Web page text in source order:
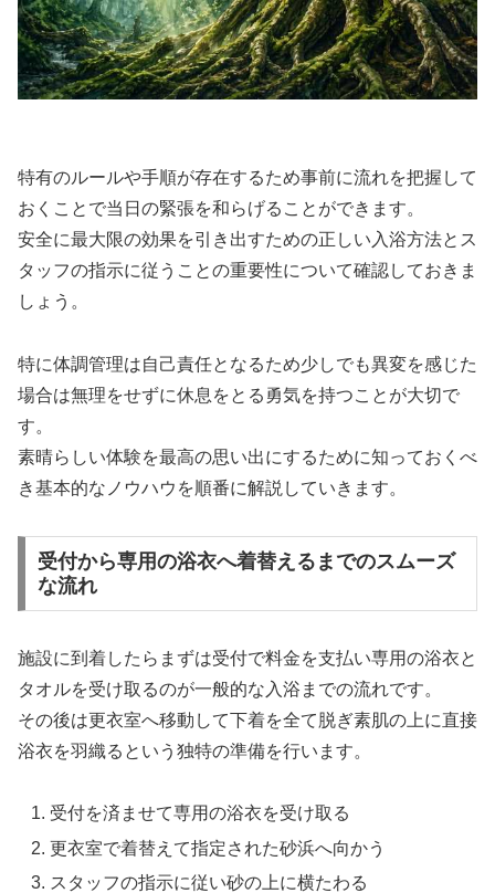
特有のルールや手順が存在するため事前に流れを把握して
おくことで当日の緊張を和らげることができます。
安全に最大限の効果を引き出すための正しい入浴方法とス
タッフの指示に従うことの重要性について確認しておきま
しょう。
特に体調管理は自己責任となるため少しでも異変を感じた
場合は無理をせずに休息をとる勇気を持つことが大切で
す。
素晴らしい体験を最高の思い出にするために知っておくべ
き基本的なノウハウを順番に解説していきます。
受付から専用の浴衣へ着替えるまでのスムーズ
な流れ
施設に到着したらまずは受付で料金を支払い専用の浴衣と
タオルを受け取るのが一般的な入浴までの流れです。
その後は更衣室へ移動して下着を全て脱ぎ素肌の上に直接
浴衣を羽織るという独特の準備を行います。
受付を済ませて専用の浴衣を受け取る
更衣室で着替えて指定された砂浜へ向かう
スタッフの指示に従い砂の上に横たわる